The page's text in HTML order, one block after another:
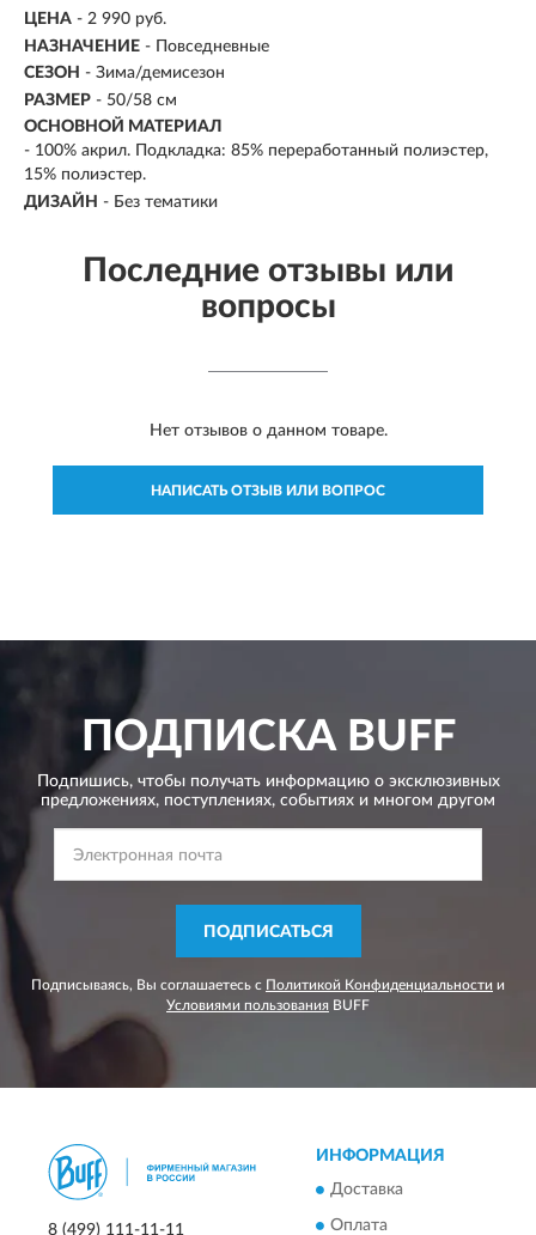
ЦЕНА - 2 990 руб.
НАЗНАЧЕНИЕ - Повседневные
СЕЗОН - Зима/демисезон
РАЗМЕР - 50/58 см
ОСНОВНОЙ МАТЕРИАЛ
- 100% акрил. Подкладка: 85% переработанный полиэстер,
15% полиэстер.
ДИЗАЙН - Без тематики
Последние отзывы или
вопросы
Нет отзывов о данном товаре.
НАПИСАТЬ ОТЗЫВ ИЛИ ВОПРОС
ПОДПИСКАBUFF
Подпишись, чтобы получать информацию о эксклюзивных
предложениях, поступлениях, событиях и многом другом
ПОДПИСАТЬСЯ
Подписываясь, Вы соглашаетесь с Политикой Конфиденциальности и
Условиями пользования BUFF
8 (499) 111-11-11
ИНФОРМАЦИЯ
Доставка
Оплата